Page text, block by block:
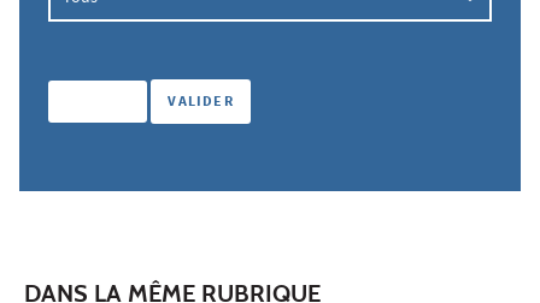
DANS LA MÊME RUBRIQUE